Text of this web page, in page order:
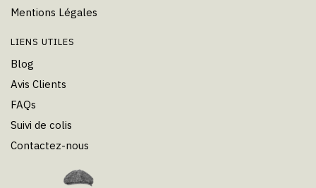
Mentions Légales
LIENS UTILES
Blog
Avis Clients
FAQs
Suivi de colis
Contactez-nous